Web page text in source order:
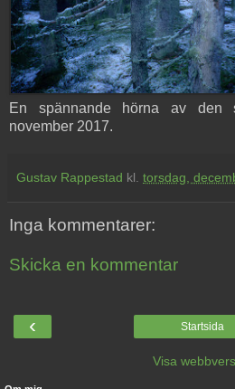
En spännande hörna av den
november 2017.
Gustav Rappestad kl. torsdag,
Inga kommentarer:
Skicka en kommentar
‹ Startsida
Visa